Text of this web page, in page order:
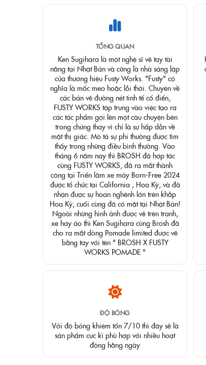
TỔNG QUAN
Ken Sugihara là một nghệ sĩ vẽ tay tài
năng tại Nhật Bản và cũng là nhà sáng lập
của thương hiệu Fusty Works. "Fusty" có
nghĩa là mốc meo hoặc lỗi thời. Chuyên về
các bản vẽ đường nét tinh tế cổ điển,
FUSTY WORKS tập trung vào việc tạo ra
các tác phẩm gợi lên một câu chuyện bên
trong chúng thay vì chỉ là sự hấp dẫn về
mặt thị giác. Mô tả sự phi thường được tìm
thấy trong những điều bình thường. Vào
tháng 6 năm nay thì BROSH đã hợp tác
cùng FUSTY WORKS, đã ra mắt thành
công tại Triển lãm xe máy Born-Free 2024
được tổ chức tại California , Hoa Kỳ, và đã
nhận được sự hoan nghênh lớn trên khắp
Hoa Kỳ, cuối cùng đã có mặt tại Nhật Bản!
Ngoài những hình ảnh được vẽ trên tranh,
xe hay áo thì Ken Sugihara cùng Brosh đã
cho ra mắt dòng Pomade limited được vẽ
bằng tay với tên " BROSH X FUSTY
WORKS POMADE "
ĐỘ BÓNG
Với độ bóng khiêm tốn 7/10 thì đây sẽ là
sản phẩm cực kì phù hợp với nhiều hoạt
động hằng ngày